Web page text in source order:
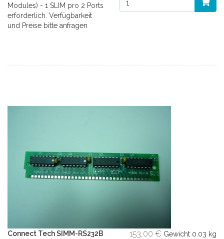
Modules) - 1 SLIM pro 2 Ports
erforderlich. Verfügbarkeit
und Preise bitte anfragen
Connect Tech SIMM-RS232B
153,00 € Gewicht 0.03 kg